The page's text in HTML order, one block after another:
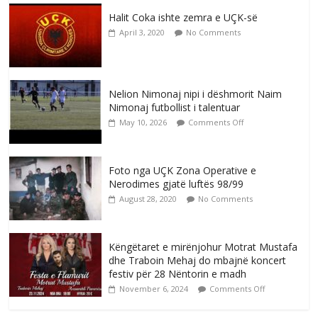
Halit Coka ishte zemra e UÇK-së
April 3, 2020 No Comments
Nelion Nimonaj nipi i dëshmorit Naim
Nimonaj futbollist i talentuar
May 10, 2026 Comments Off
Foto nga UÇK Zona Operative e
Nerodimes gjatë luftës 98/99
August 28, 2020 No Comments
Këngëtaret e mirënjohur Motrat Mustafa
dhe Traboin Mehaj do mbajnë koncert
festiv për 28 Nëntorin e madh
November 6, 2024 Comments Off